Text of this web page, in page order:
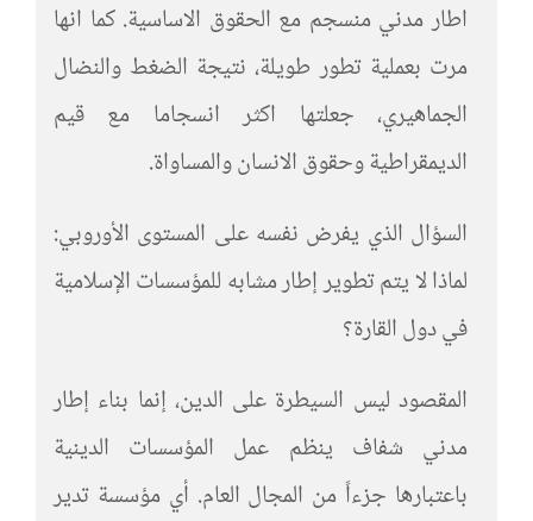
اطار مدني منسجم مع الحقوق الاساسية. كما انها
مرت بعملية تطور طويلة، نتيجة الضغط والنضال
الجماهيري، جعلتها اكثر انسجاما مع قيم
الديمقراطية وحقوق الانسان والمساواة.
السؤال الذي يفرض نفسه على المستوى الأوروبي:
لماذا لا يتم تطوير إطار مشابه للمؤسسات الإسلامية
في دول القارة؟
المقصود ليس السيطرة على الدين، إنما بناء إطار
مدني شفاف ينظم عمل المؤسسات الدينية
باعتبارها جزءاً من المجال العام. أي مؤسسة تدير